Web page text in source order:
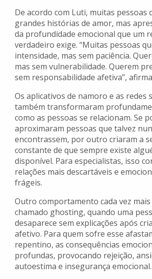
De acordo com Luti, muitas pessoas
grandes histórias de amor, mas
da profundidade emocional que um
verdadeiro exige. “Muitas pessoas
intensidade, mas sem paciência.
mas sem vulnerabilidade. Querem
sem responsabilidade afetiva”,
Os aplicativos de namoro e as redes
também transformaram
como as pessoas se relacionam. Se
aproximaram pessoas que talvez
encontrassem, por outro criaram a
constante de que sempre existe
disponível. Para especialistas, isso
relações mais descartáveis e
frágeis.
Outro comportamento cada vez
chamado ghosting, quando uma
desaparece sem explicações após
afetivo. Para quem sofre esse
repentino, as consequências
profundas, provocando rejeição,
autoestima e insegurança emocional.